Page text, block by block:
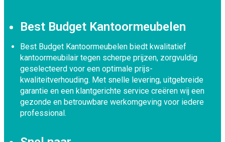
Best Budget Kantoormeubelen
Best Budget Kantoormeubelen biedt kwalitatief
kantoormeubilair tegen scherpe prijzen, zorgvuldig
geselecteerd voor een optimale prijs-
kwaliteitverhouding. Met snelle levering, uitgebreide
garantie en een klantgerichte service creëren wij een
gezonde en betrouwbare werkomgeving voor iedere
professional.